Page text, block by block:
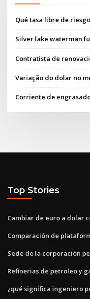
Qué tasa libre de
Silver lake waterman
Contratista de
Variação do dolar no
Corriente de
Top Stories
Cambiar de euro a dolar
Comparación de
Sede de la corporación
Refinerias de petroleo y
¿qué significa ingeniero